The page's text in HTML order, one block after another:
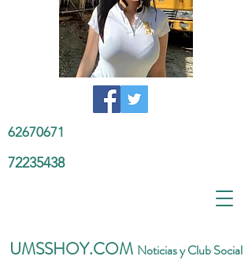
UMSSHOY.COM Noticias y Club Social
62670671
72235438